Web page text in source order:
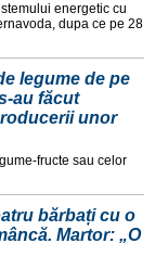
energetic cu
dupa ce pe 28
legume de pe
au făcut
unor
fructe sau celor
bărbați cu o
Martor: „O